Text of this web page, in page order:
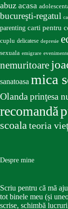
abuz acasa
bucureşti-regatul
parenting carti pentru
cuplu delicatese depresie
sexuala emigrare
nemuritoare
sanatoasa mica
Olandaprinţesa
recomandă
scoalateoria
Despre mine
Scriu pentru că mă
tot binele meu (și
scrise, schimbă